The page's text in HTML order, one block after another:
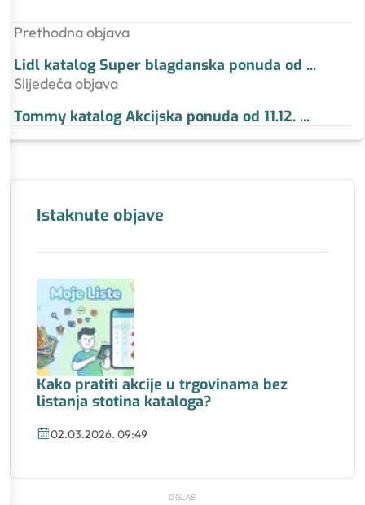
Prethodna objava
Lidl katalog Super blagdanska ponuda od ...
Slijedeća objava
Tommy katalog Akcijska ponuda od 11.12. ...
Istaknute objave
Kako pratiti akcije u trgovinama bez
listanja stotina kataloga?
02.03.2026. 09:49
OGLAS